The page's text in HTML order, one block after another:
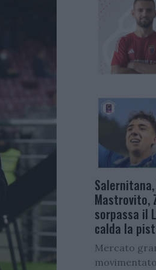
Mastrovito,
sorpassa il
calda la
Mercato